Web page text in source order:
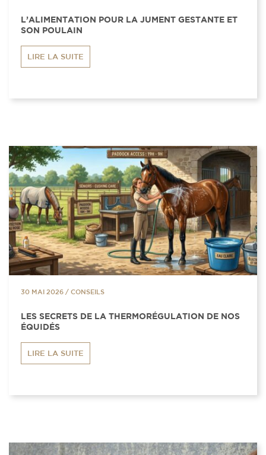
L’ALIMENTATION POUR LA JUMENT GESTANTE ET
SON POULAIN
LIRE LA SUITE
30 MAI 2026 / CONSEILS
LES SECRETS DE LA THERMORÉGULATION DE NOS
ÉQUIDÉS
LIRE LA SUITE